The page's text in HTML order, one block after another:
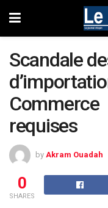
Scandale
Commerce
requises
by Akram Ouadah
0
SHARES